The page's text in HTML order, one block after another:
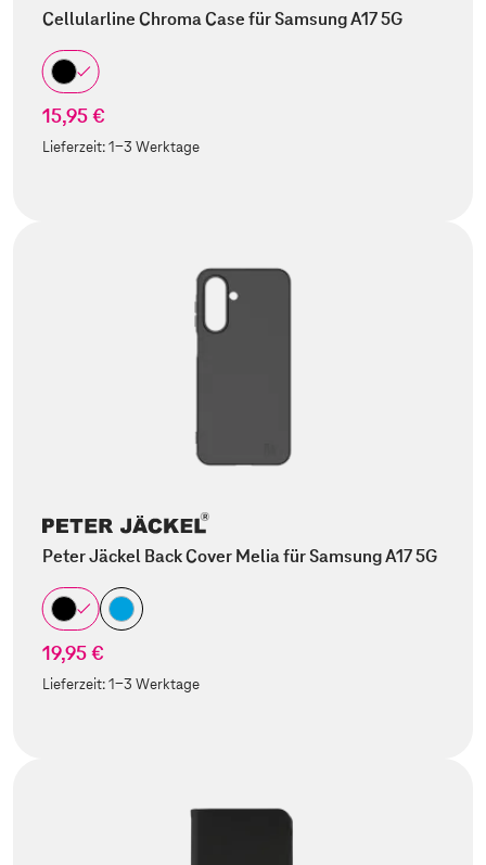
Cellularline Chroma Case für Samsung A17 5G
15,95 €
Lieferzeit:1-3 Werktage
Peter Jäckel Back Cover Melia für Samsung A17 5G
19,95 €
Lieferzeit:1-3 Werktage